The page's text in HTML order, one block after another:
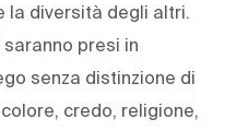
la diversità degli altri.
presi in
senza distinzione di
credo, religione,